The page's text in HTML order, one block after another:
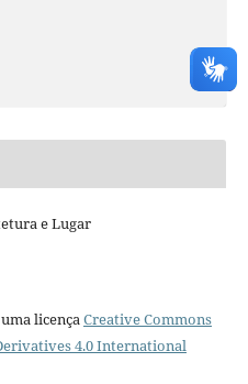
e Lugar
licençaCreative Commons
4.0 International